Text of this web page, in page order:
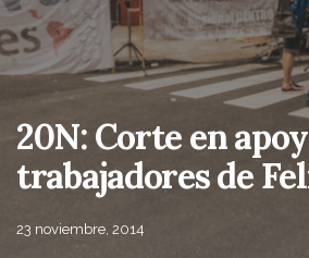
20N: Corte en
trabajadores de
23 noviembre, 2014